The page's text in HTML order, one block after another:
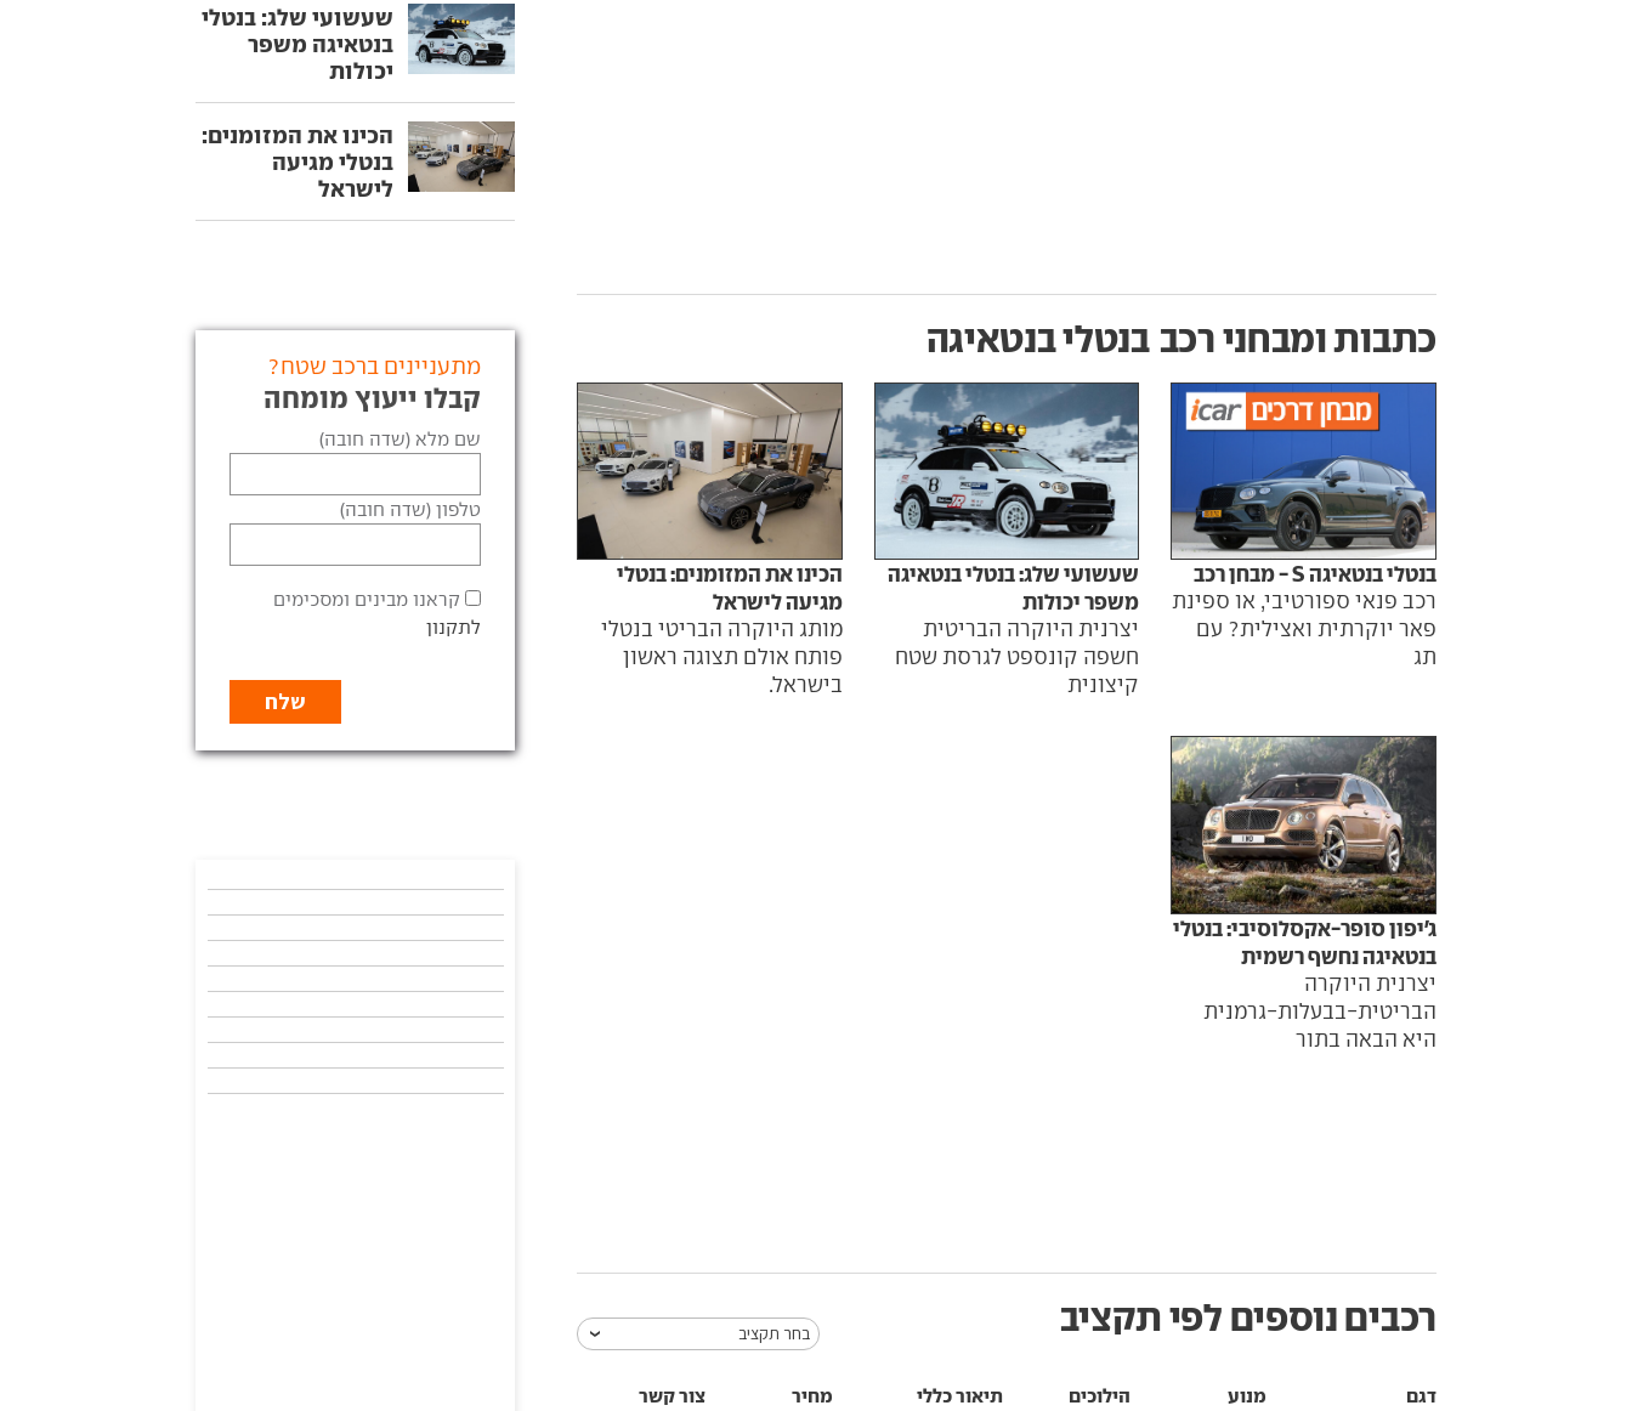
כתבות ומבחני רכב בנטלי בנטאיגה
בנטלי בנטאיגה S - מבחן רכב
רכב פנאי ספורטיבי, או ספינת
פאר יוקרתית ואצילית? עם
תג
שעשועי שלג: בנטלי בנטאיגה
משפר יכולות
יצרנית היוקרה הבריטית
חשפה קונספט לגרסת שטח
קיצונית
הכינו את המזומנים: בנטלי
מגיעה לישראל
מותג היוקרה הבריטי בנטלי
פותח אולם תצוגה ראשון
בישראל.
ג'יפון סופר-אקסלוסיבי: בנטלי
בנטאיגה נחשף רשמית
יצרנית היוקרה
הבריטית-בבעלות-גרמנית
היא הבאה בתור
רכבים נוספים לפי תקציב בחר תקציב
דגם מנוע הילוכים תיאור כללי מחיר צור קשר
שעשועי שלג: בנטלי
בנטאיגה משפר
יכולות
הכינו את המזומנים:
בנטלי מגיעה
לישראל
מתעניינים ברכב שטח?
קבלו ייעוץ מומחה
שם מלא (שדה חובה)
טלפון (שדה חובה)
קראנו מבינים ומסכימים
לתקנון